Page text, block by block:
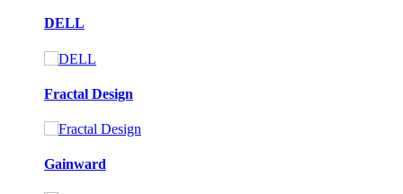
DELL
Fractal Design
Gainward